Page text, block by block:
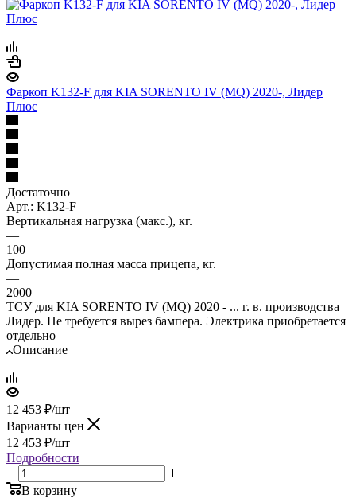
Фаркоп K132-F для KIA SORENTO IV (MQ) 2020-, Лидер
Плюс
Достаточно
Арт.: K132-F
Вертикальная нагрузка (макс.), кг.
—
100
Допустимая полная масса прицепа, кг.
—
2000
ТСУ для KIA SORENTO IV (MQ) 2020 - ... г. в. производства
Лидер. Не требуется вырез бампера. Электрика приобретается
отдельно
Описание
12 453 ₽/шт
Варианты цен
12 453 ₽/шт
Подробности
В корзину